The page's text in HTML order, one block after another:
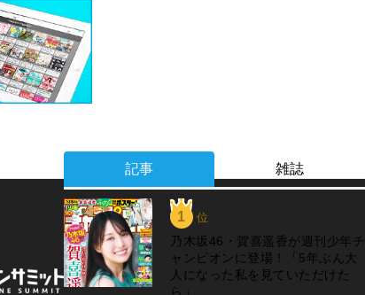
記事 雑誌
1 位
乃木坂46・賀喜遥香が週刊少年チ
ャンピオンに登場！「5年ぶん大
人になった私を見ていただけた
ら」